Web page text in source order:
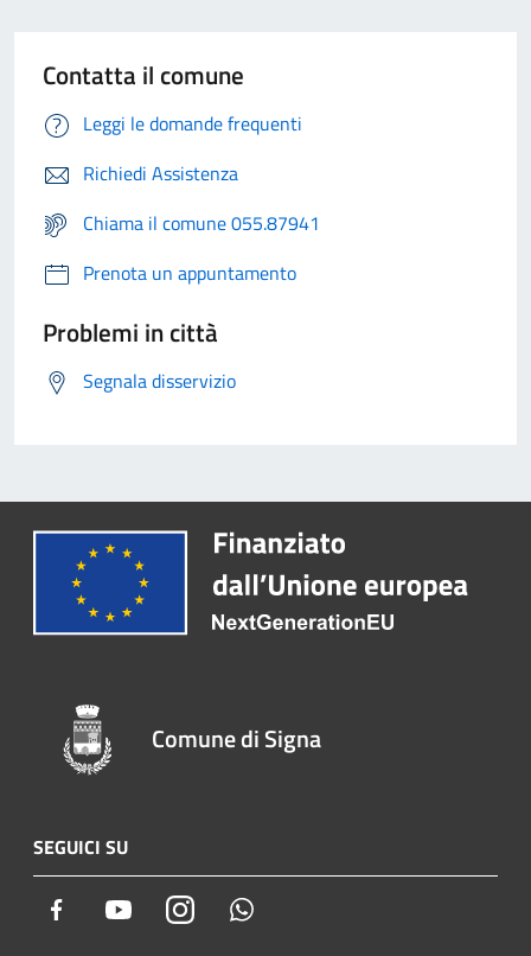
Contatta il comune
Leggi le domande frequenti
Richiedi Assistenza
Chiama il comune 055.87941
Prenota un appuntamento
Problemi in città
Segnala disservizio
Comune di Signa
SEGUICI SU
Facebook YoutubeInstagram